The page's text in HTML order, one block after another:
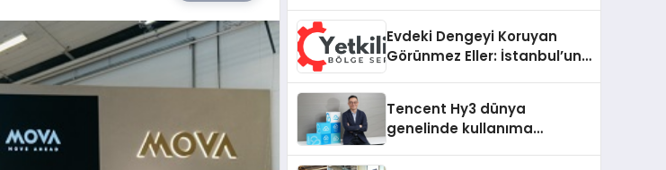
Evdeki Dengeyi Koruyan
Görünmez Eller: İstanbul’un
Tencent Hy3 dünya
genelinde kullanıma